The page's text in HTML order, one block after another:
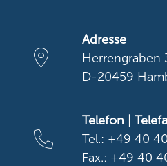
Adresse
Herrengraben
D-20459
Telefon |
Tel.: +49 40
Fax.: +49 40